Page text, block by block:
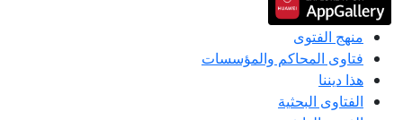
منهج الفتوى
فتاوى المحاكم والمؤسسات
هذا ديننا
الفتاوى البحثية